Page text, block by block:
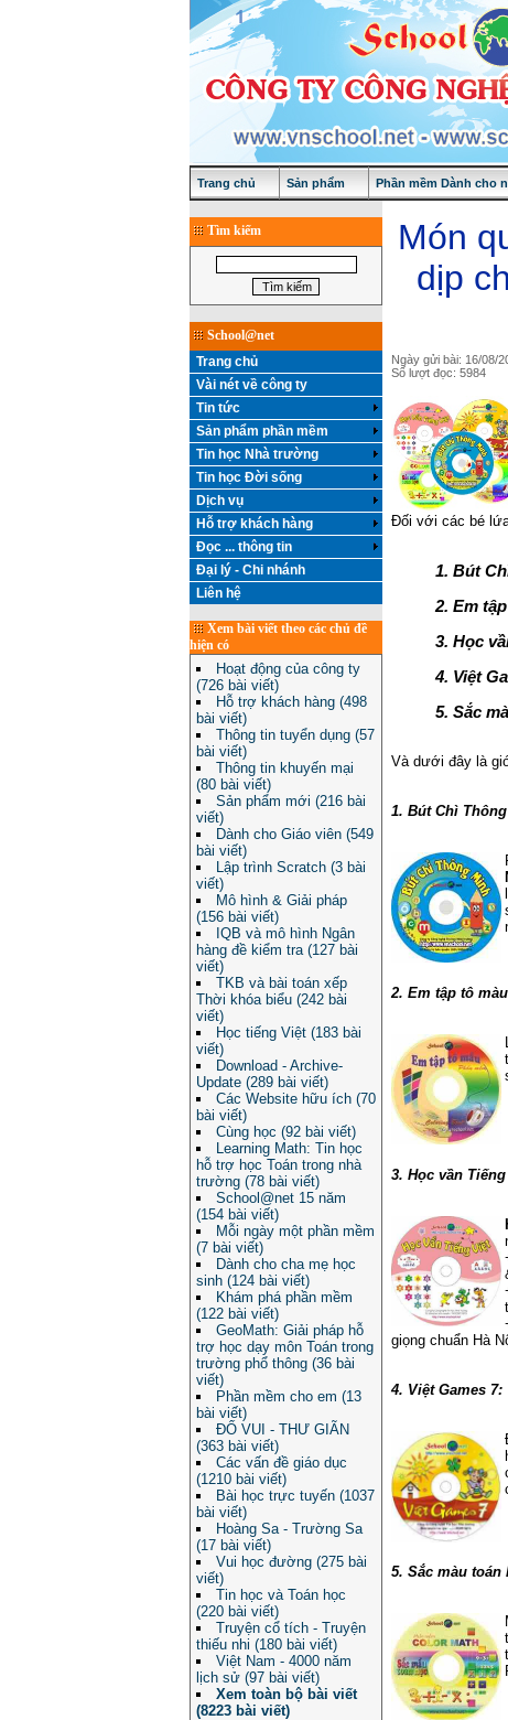
Trang chủ Sản phẩm Phần mềm Dành cho
Tìm kiếm
School@net
Trang chủ
Vài nét về công ty
Tin tức
Sản phẩm phần mềm
Tin học Nhà trường
Tin học Đời sống
Dịch vụ
Hỗ trợ khách hàng
Đọc ... thông tin
Đại lý - Chi nhánh
Liên hệ
Xem bài viết theo các chủ đề
hiện có
Hoạt động của công ty
(726 bài viết)
Hỗ trợ khách hàng (498
bài viết)
Thông tin tuyển dụng (57
bài viết)
Thông tin khuyến mại
(80 bài viết)
Sản phẩm mới (216 bài
viết)
Dành cho Giáo viên (549
bài viết)
Lập trình Scratch (3 bài
viết)
Mô hình & Giải pháp
(156 bài viết)
IQB và mô hình Ngân
hàng đề kiểm tra (127 bài
viết)
TKB và bài toán xếp
Thời khóa biểu (242 bài
viết)
Học tiếng Việt (183 bài
viết)
Download - Archive-
Update (289 bài viết)
Các Website hữu ích (70
bài viết)
Cùng học (92 bài viết)
Learning Math: Tin học
hỗ trợ học Toán trong nhà
trường (78 bài viết)
School@net 15 năm
(154 bài viết)
Mỗi ngày một phần mềm
(7 bài viết)
Dành cho cha mẹ học
sinh (124 bài viết)
Khám phá phần mềm
(122 bài viết)
GeoMath: Giải pháp hỗ
trợ học dạy môn Toán trong
trường phổ thông (36 bài
viết)
Phần mềm cho em (13
bài viết)
ĐỐ VUI - THƯ GIÃN
(363 bài viết)
Các vấn đề giáo dục
(1210 bài viết)
Bài học trực tuyến (1037
bài viết)
Hoàng Sa - Trường Sa
(17 bài viết)
Vui học đường (275 bài
viết)
Tin học và Toán học
(220 bài viết)
Truyện cổ tích - Truyện
thiếu nhi (180 bài viết)
Việt Nam - 4000 năm
lịch sử (97 bài viết)
Xem toàn bộ bài viết
(8223 bài viết)
Món
dịp
Ngày gửi bài: 16/08/
Số lượt đọc: 5984
Đối với các bé
1. Bút
2. Em
3. Học
4. Việt
5. Sắc
Và dưới đây là
1. Bút Chì
2. Em tập tô
3. Học vần
giọng chuẩn Hà
4. Việt Games 7:
5. Sắc màu toán